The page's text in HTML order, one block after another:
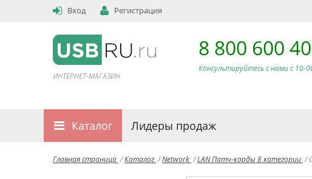
Вход Регистрация
ИНТЕРНЕТ-МАГАЗИН
8 800 600
Консультируйтесь с нами c 10-
Каталог Лидеры продаж
Главная страница /Каталог /Network /LAN Патч-корды 8 категории /